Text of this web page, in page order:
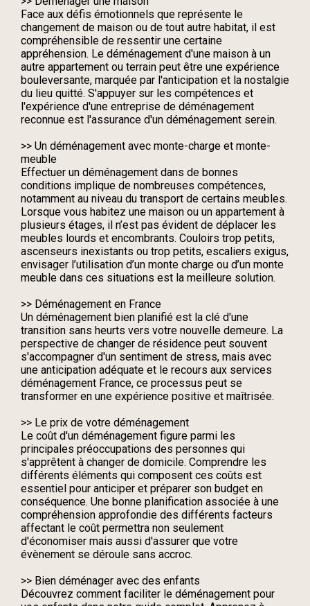
Face aux défis émotionnels que représente le
changement de maison ou de tout autre habitat, il est
compréhensible de ressentir une certaine
appréhension. Le déménagement d'une maison à un
autre appartement ou terrain peut être une expérience
bouleversante, marquée par l'anticipation et la nostalgie
du lieu quitté. S'appuyer sur les compétences et
l'expérience d'une entreprise de déménagement
reconnue est l'assurance d'un déménagement serein.
>> Un déménagement avec monte-charge et monte-
meuble
Effectuer un déménagement dans de bonnes
conditions implique de nombreuses compétences,
notamment au niveau du transport de certains meubles.
Lorsque vous habitez une maison ou un appartement à
plusieurs étages, il n’est pas évident de déplacer les
meubles lourds et encombrants. Couloirs trop petits,
ascenseurs inexistants ou trop petits, escaliers exigus,
envisager l’utilisation d’un monte charge ou d’un monte
meuble dans ces situations est la meilleure solution.
>> Déménagement en France
Un déménagement bien planifié est la clé d'une
transition sans heurts vers votre nouvelle demeure. La
perspective de changer de résidence peut souvent
s'accompagner d'un sentiment de stress, mais avec
une anticipation adéquate et le recours aux services
déménagement France, ce processus peut se
transformer en une expérience positive et maîtrisée.
>> Le prix de votre déménagement
Le coût d'un déménagement figure parmi les
principales préoccupations des personnes qui
s'apprêtent à changer de domicile. Comprendre les
différents éléments qui composent ces coûts est
essentiel pour anticiper et préparer son budget en
conséquence. Une bonne planification associée à une
compréhension approfondie des différents facteurs
affectant le coût permettra non seulement
d'économiser mais aussi d'assurer que votre
évènement se déroule sans accroc.
>> Bien déménager avec des enfants
Découvrez comment faciliter le déménagement pour